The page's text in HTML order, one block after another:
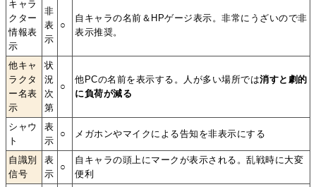
キャラ
クター
情報表
示
非
表
示
○
自キャラの名前＆HPゲージ表示。非常にうざいので非
表示推奨。
他キャ
ラクタ
ー名表
示
状
況
次
第
○
他PCの名前を表示する。人が多い場所では消すと劇的
に負荷が減る
シャウ
ト
表
示
○ メガホンやマイクによる告知を非表示にする
自識別
信号
表
示
○
自キャラの頭上にマークが表示される。乱戦時に大変
便利